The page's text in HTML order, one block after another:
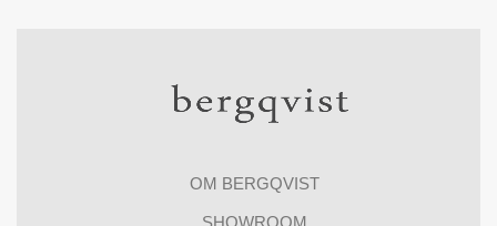
OM BERGQVIST
SHOWROOM